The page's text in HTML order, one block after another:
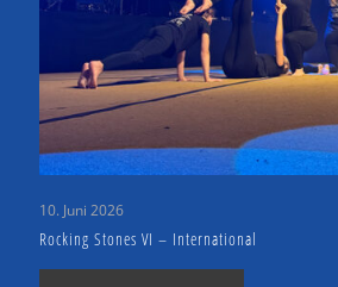
10. Juni 2026
Rocking Stones VI – International